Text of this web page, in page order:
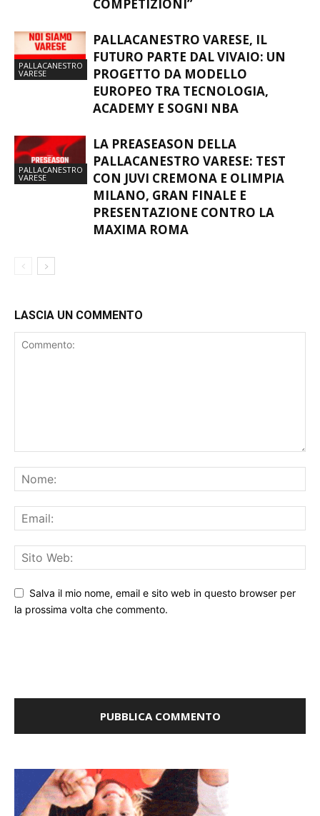
COMPETIZIONI”
PALLACANESTRO
VARESE
PALLACANESTRO VARESE, IL
FUTURO PARTE DAL VIVAIO: UN
PROGETTO DA MODELLO
EUROPEO TRA TECNOLOGIA,
ACADEMY E SOGNI NBA
PALLACANESTRO
VARESE
LA PREASEASON DELLA
PALLACANESTRO VARESE: TEST
CON JUVI CREMONA E OLIMPIA
MILANO, GRAN FINALE E
PRESENTAZIONE CONTRO LA
MAXIMA ROMA
LASCIA UN COMMENTO
Salva il mio nome, email e sito web in questo browser per
la prossima volta che commento.